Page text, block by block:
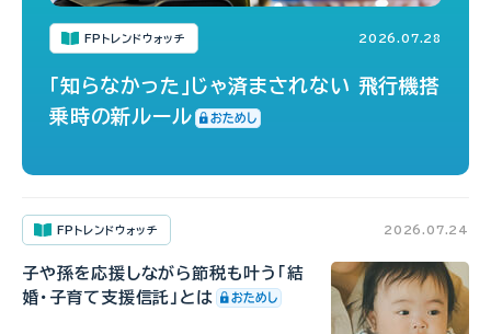
FPトレンドウォッチ 2026.07.28
「知らなかった」じゃ済まされない 飛行機搭
乗時の新ルール
FPトレンドウォッチ 2026.07.24
子や孫を応援しながら節税も叶う「結
婚・子育て支援信託」とは